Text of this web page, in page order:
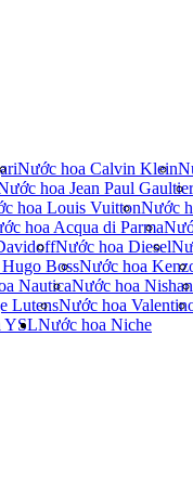
Nước hoa Calvin Klein
hoa Jean Paul Gaultier
hoa Louis VuittonNước
hoa Acqua di Parma
Nước hoa Diesel
BossNước hoa
NauticaNước hoa
LutensNước hoa
YSLNước hoa Niche